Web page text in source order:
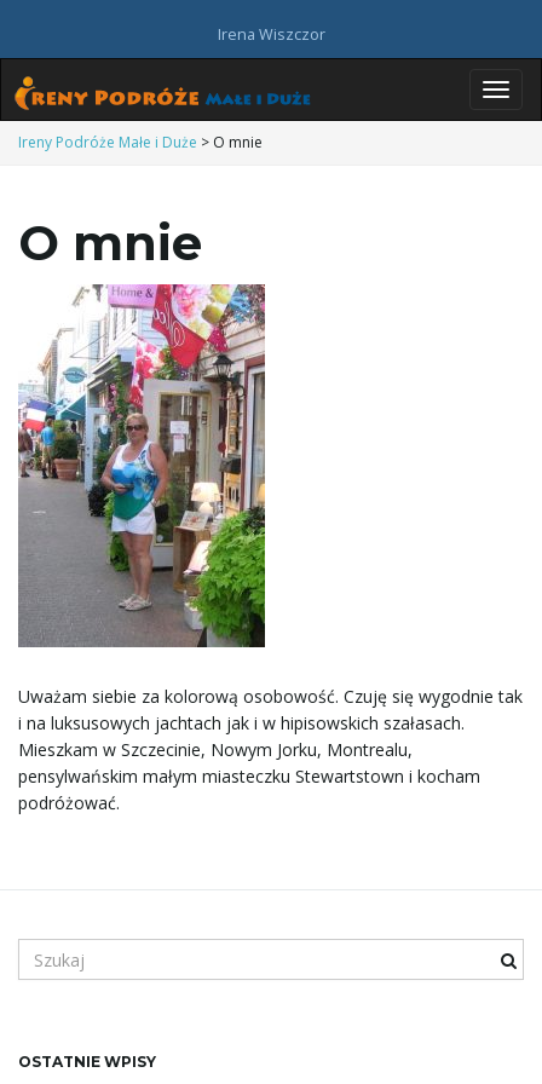
Irena Wiszczor
n
Ireny Podróże Małe i Duże > O mnie
O mnie
Uważam siebie za kolorową osobowość. Czuję się wygodnie tak
i na luksusowych jachtach jak i w hipisowskich szałasach.
Mieszkam w Szczecinie, Nowym Jorku, Montrealu,
pensylwańskim małym miasteczku Stewartstown i kocham
podróżować.
z
a
OSTATNIE WPISY